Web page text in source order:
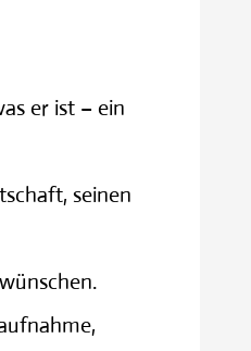
er ist – ein
seinen